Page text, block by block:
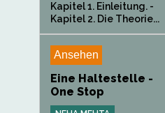
Kapitel 1. Einleitung. -
Kapitel 2. Die Theorie...
Ansehen
Eine Haltestelle -
One Stop